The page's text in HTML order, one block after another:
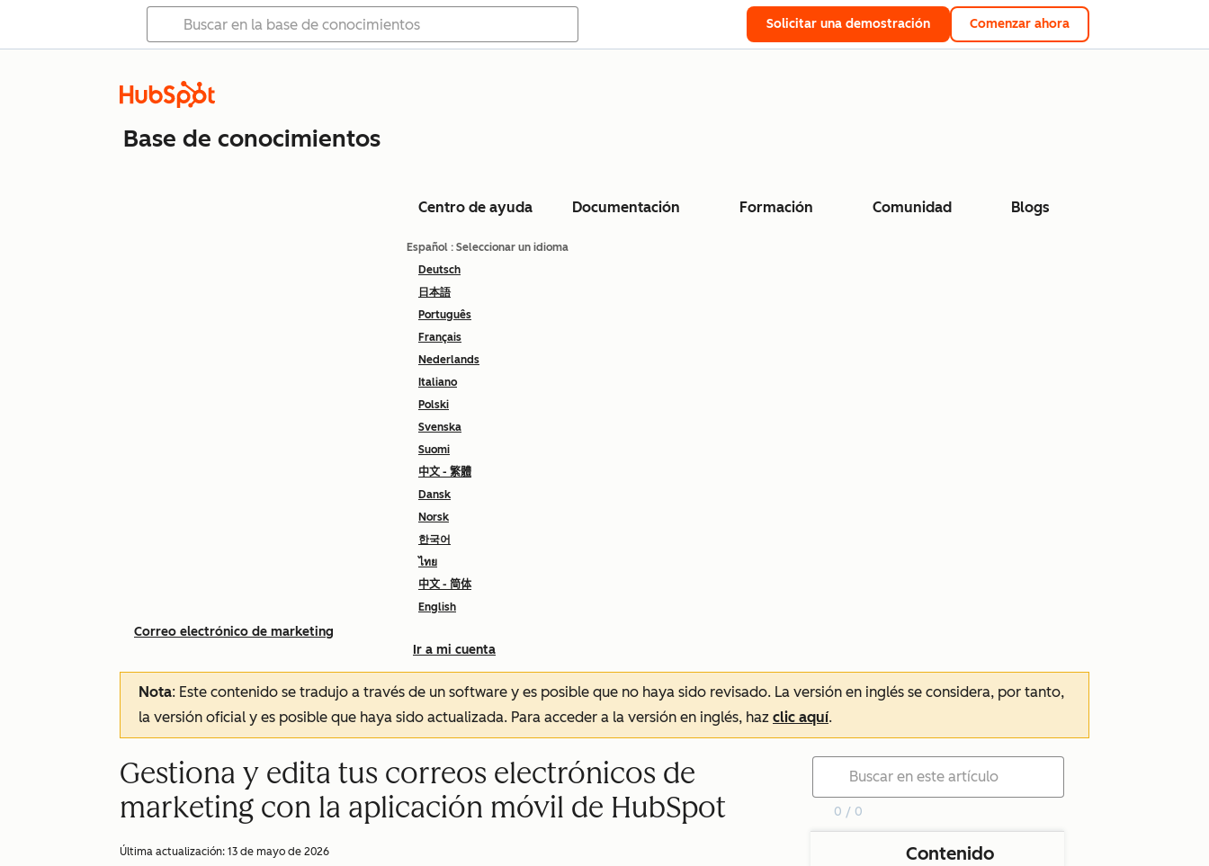
Solicitar una demostración Comenzar ahora
Base de conocimientos
Centro de ayuda Documentación Formación Comunidad Blogs
Español : Seleccionar un idioma
Deutsch
日本語
Português
Français
Nederlands
Italiano
Polski
Svenska
Suomi
中文 - 繁體
Dansk
Norsk
한국어
ไทย
中文 - 简体
English
Ir a mi cuenta
Correo electrónico de marketing
Nota: Este contenido se tradujo a través de un software y es posible que no haya sido revisado. La versión en inglés se considera, por tanto,
la versión oficial y es posible que haya sido actualizada. Para acceder a la versión en inglés, haz clic aquí.
Gestiona y edita tus correos electrónicos de
marketing con la aplicación móvil de HubSpot
Última actualización: 13 de mayo de 2026
0 / 0
Contenido